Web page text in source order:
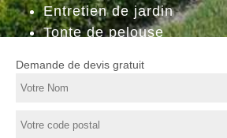
Entretien de jardin
Tonte de pelouse
Demande de devis gratuit